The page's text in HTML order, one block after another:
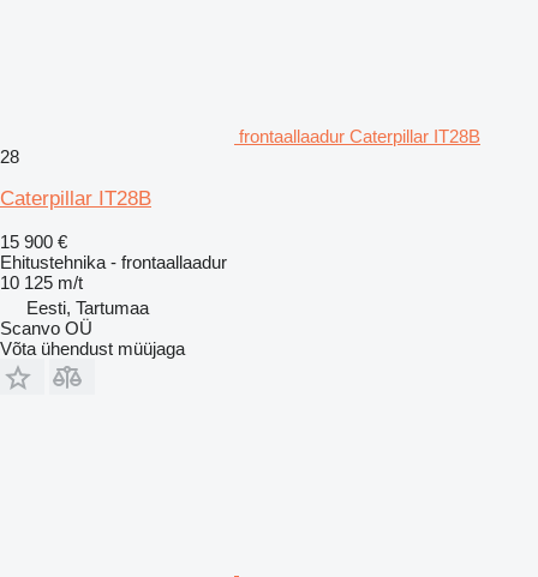
frontaallaadur Caterpillar IT28B
28
Caterpillar IT28B
15 900 €
Ehitustehnika - frontaallaadur
10 125 m/t
Eesti, Tartumaa
Scanvo OÜ
Võta ühendust müüjaga